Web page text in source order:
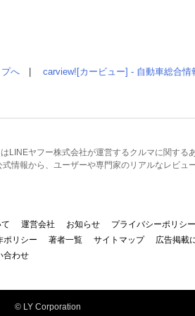
へ carview![カービュー] - 自動車総合
LINEヤフー株式会社が運営するクルマに関する
情報から、ユーザーや専門家のリアルなレビュ
運営会社 お知らせ プライバシーポリシー
ポリシー
著者一覧 サイトマップ 広告掲載
合わせ
© LY Corporation